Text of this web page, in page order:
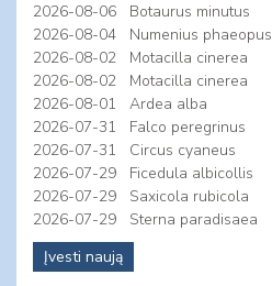
2026-08-06
Botaurus minutus
2026-08-04
Numenius phaeopus
2026-08-02
Motacilla cinerea
2026-08-02
Motacilla cinerea
2026-08-01
Ardea alba
2026-07-31
Falco peregrinus
2026-07-31
Circus cyaneus
2026-07-29
Ficedula albicollis
2026-07-29
Saxicola rubicola
2026-07-29
Sterna paradisaea
Įvesti naują